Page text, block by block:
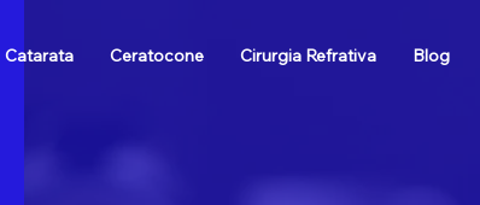
Catarata Ceratocone Cirurgia Refrativa Blog